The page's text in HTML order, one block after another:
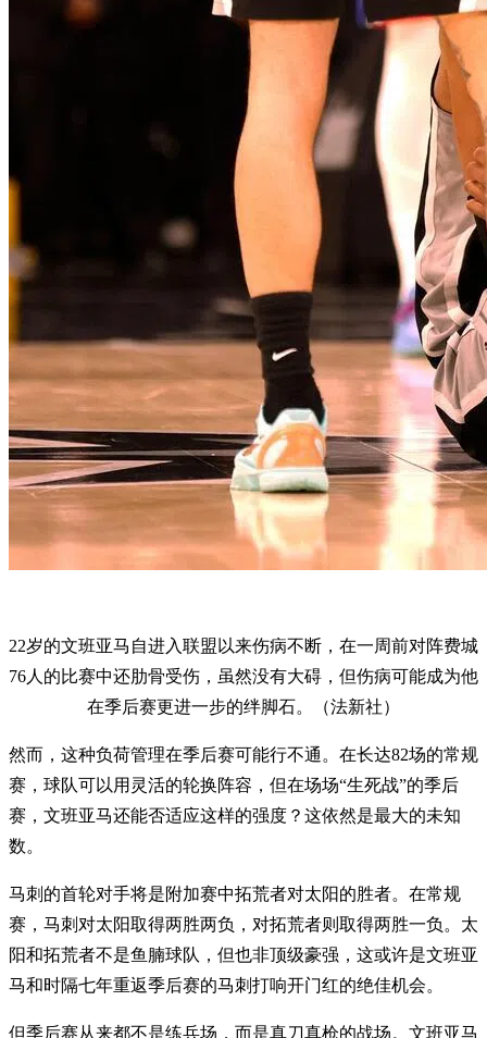
22岁的文班亚马自进入联盟以来伤病不断，在一周前对阵费城
76人的比赛中还肋骨受伤，虽然没有大碍，但伤病可能成为他
在季后赛更进一步的绊脚石。（法新社）
然而，这种负荷管理在季后赛可能行不通。在长达82场的常规
赛，球队可以用灵活的轮换阵容，但在场场“生死战”的季后
赛，文班亚马还能否适应这样的强度？这依然是最大的未知
数。
马刺的首轮对手将是附加赛中拓荒者对太阳的胜者。在常规
赛，马刺对太阳取得两胜两负，对拓荒者则取得两胜一负。太
阳和拓荒者不是鱼腩球队，但也非顶级豪强，这或许是文班亚
马和时隔七年重返季后赛的马刺打响开门红的绝佳机会。
但季后赛从来都不是练兵场，而是真刀真枪的战场。文班亚马